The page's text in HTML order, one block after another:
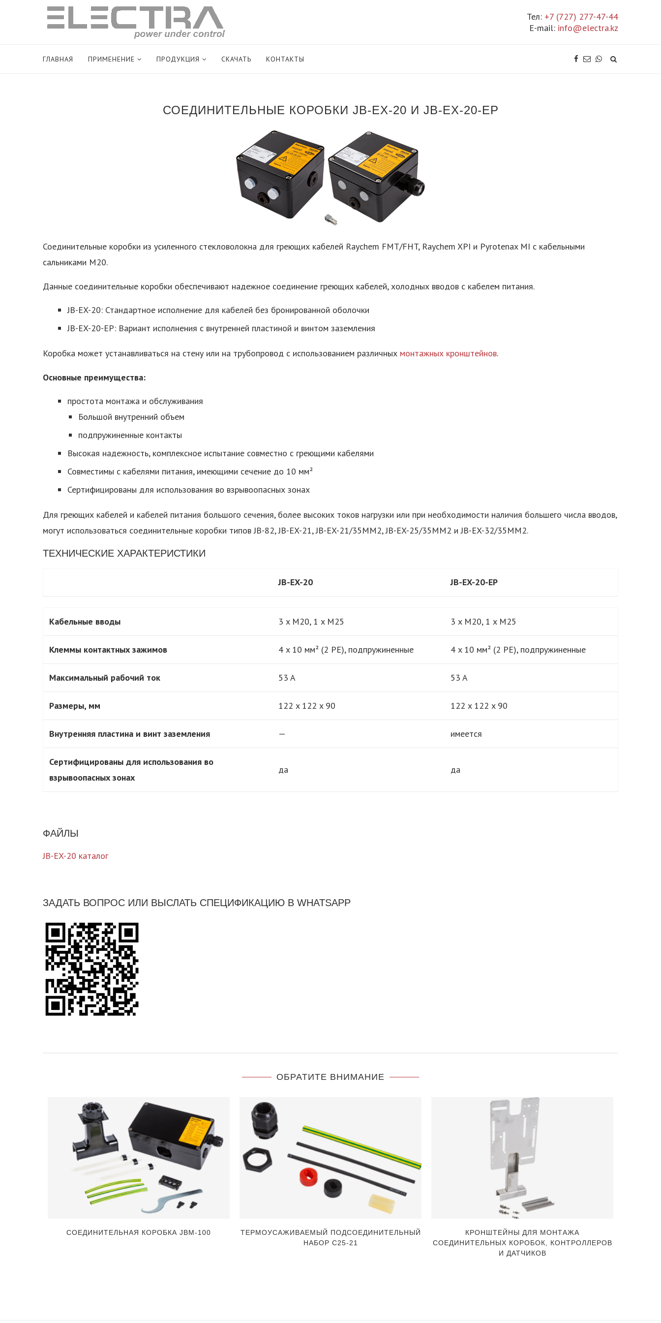
Тел: +7 (727) 277-47-44
E-mail: info@electra.kz
ГЛАВНАЯ ПРИМЕНЕНИЕ ПРОДУКЦИЯ СКАЧАТЬ КОНТАКТЫ
СОЕДИНИТЕЛЬНЫЕ КОРОБКИ JB-EX-20 И JB-EX-20-EP
Соединительные коробки из усиленного стекловолокна для греющих кабелей Raychem FMT/FHT, Raychem XPI и Pyrotenax MI с кабельными
сальниками M20.
Данные соединительные коробки обеспечивают надежное соединение греющих кабелей, холодных вводов с кабелем питания.
JB-EX-20: Стандартное исполнение для кабелей без бронированной оболочки
JB-EX-20-EP: Вариант исполнения с внутренней пластиной и винтом заземления
Коробка может устанавливаться на стену или на трубопровод с использованием различных монтажных кронштейнов.
Основные преимущества:
простота монтажа и обслуживания
Большой внутренний объем
подпружиненные контакты
Высокая надежность, комплексное испытание совместно с греющими кабелями
Совместимы с кабелями питания, имеющими сечение до 10 мм²
Сертифицированы для использования во взрывоопасных зонах
Для греющих кабелей и кабелей питания большого сечения, более высоких токов нагрузки или при необходимости наличия большего числа вводов,
могут использоваться соединительные коробки типов JB-82, JB-EX-21, JB-EX-21/35MM2, JB-EX-25/35MM2 и JB-EX-32/35MM2.
ТЕХНИЧЕСКИЕ ХАРАКТЕРИСТИКИ
JB-EX-20 JB-EX-20-EP
Кабельные вводы 3 x M20, 1 x M25 3 x M20, 1 x M25
Клеммы контактных зажимов 4 x 10 мм² (2 PE), подпружиненные 4 x 10 мм² (2 PE), подпружиненные
Максимальный рабочий ток 53 A 53 A
Размеры, мм 122 x 122 x 90 122 x 122 x 90
Внутренняя пластина и винт заземления — имеется
Сертифицированы для использования во
взрывоопасных зонах
да да
ФАЙЛЫ
JB-EX-20 каталог
ЗАДАТЬ ВОПРОС ИЛИ ВЫСЛАТЬ СПЕЦИФИКАЦИЮ В WHATSAPP
ОБРАТИТЕ ВНИМАНИЕ
СОЕДИНИТЕЛЬНАЯ КОРОБКА JBM-100
ТЕРМОУСАЖИВАЕМЫЙ ПОДСОЕДИНИТЕЛЬНЫЙ
НАБОР C25-21
КРОНШТЕЙНЫ ДЛЯ МОНТАЖА
СОЕДИНИТЕЛЬНЫХ КОРОБОК, КОНТРОЛЛЕРОВ
И ДАТЧИКОВ